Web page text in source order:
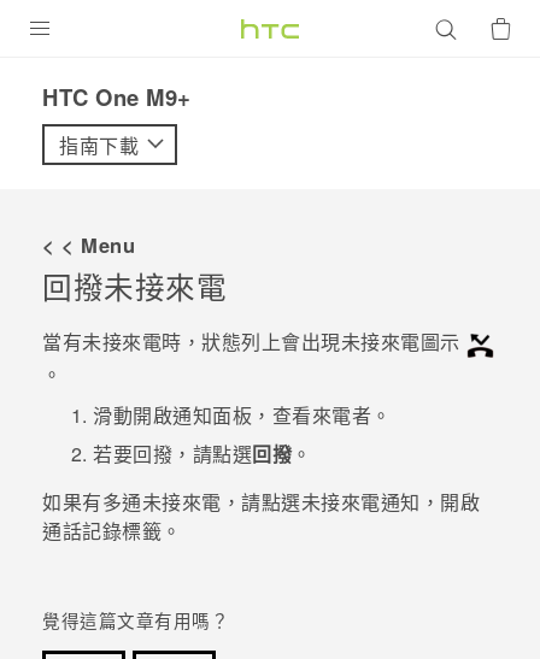
VIVE
優惠專區
焦點訊息
企業採購
銷售門市
VIVELAND
HTC One M9+‎
指南下載
< < Menu
回撥未接來電
當有未接來電時，狀態列上會出現未接來電圖示
。
滑動開啟通知面板，查看來電者。
若要回撥，請點選回撥。
如果有多通未接來電，請點選未接來電通知，開啟
通話記錄標籤。
覺得這篇文章有用嗎？